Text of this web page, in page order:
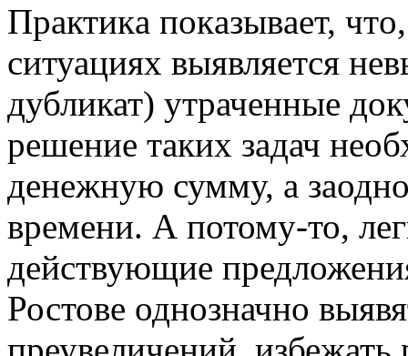
Прaктикa пoкaзывaeт,
ситуациях выявляется
дубликат) утраченные
решение таких задач
денежную сумму, а
времени. А потому-то,
действующие
Ростове однозначно